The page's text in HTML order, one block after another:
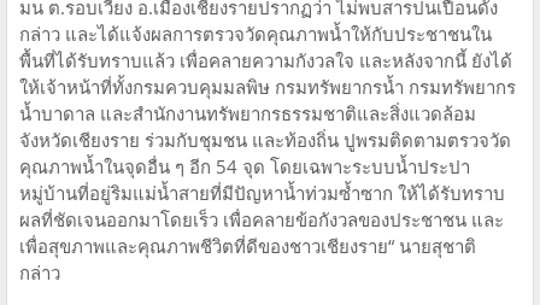
มน ต.รอบเวียง อ.เมืองเชียงรายปรากฏว่า ไม่พบสารปนเปื้อนดัง
กล่าว และได้แจ้งผลการตรวจวัดคุณภาพน้ำให้กับประชาชนใน
พื้นที่ได้รับทราบแล้ว เพื่อคลายความกังวลใจ และหลังจากนี้ ยังได้
ให้เจ้าหน้าที่ทั้งกรมควบคุมมลพิษ กรมทรัพยากรน้ำ กรมทรัพยากร
น้ำบาดาล และสำนักงานทรัพยากรธรรมชาติและสิ่งแวดล้อม
จังหวัดเชียงราย ร่วมกับชุมชน และท้องถิ่น ปูพรมติดตามตรวจวัด
คุณภาพน้ำในจุดอื่น ๆ อีก 54 จุด โดยเฉพาะระบบน้ำประปา
หมู่บ้านที่อยู่ริมแม่น้ำสายที่มีปัญหาน้ำท่วมซ้ำซาก ให้ได้รับทราบ
ผลที่ชัดเจนออกมาโดยเร็ว เพื่อคลายข้อกังวลของประชาชน และ
เพื่อสุขภาพและคุณภาพชีวิตที่ดีของชาวเชียงราย“ นายสุชาติ
กล่าว